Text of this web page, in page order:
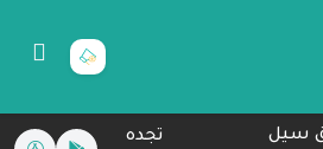
سيل
تجده